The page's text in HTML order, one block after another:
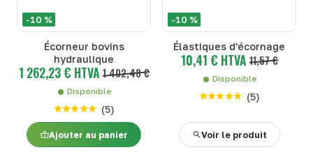
-10 %
Écorneur bovins
hydraulique
1 262,23 € HTVA 1 402,48 €
Disponible
(5)
Ajouter au panier
-10 %
Élastiques d'écornage
10,41 € HTVA 11,57 €
Disponible
(5)
Voir le produit